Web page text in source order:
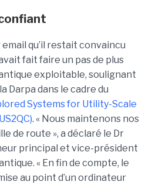
qu’il restait convaincu
fait faire un pas de plus
exploitable, soulignant
Darpa dans le cadre du
Systems for Utility-Scale
. « Nous maintenons nos
de route », a déclaré le Dr
principal et vice-président
« En fin de compte, le
au point d’un ordinateur